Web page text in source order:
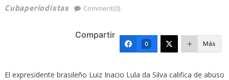
Cubaperiodistas
Comment(0)
Compartir
0 Más
El expresidente brasileño Luiz Inacio Lula da Silva califica de abuso